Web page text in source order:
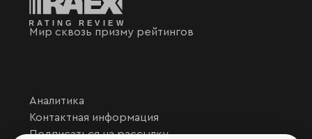
Мир сквозь призму рейтингов
Аналитика
Контактная информация
Подписаться на рассылку